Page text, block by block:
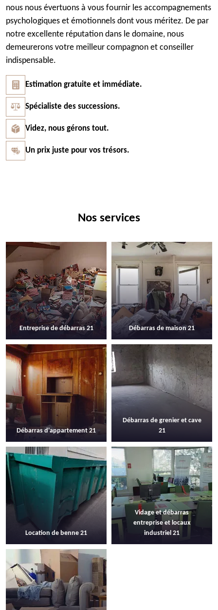
nous nous évertuons à vous fournir les accompagnements
psychologiques et émotionnels dont vous méritez. De par
notre excellente réputation dans le domaine, nous
demeurerons votre meilleur compagnon et conseiller
indispensable.
Estimation gratuite et immédiate.
Spécialiste des successions.
Videz, nous gérons tout.
Un prix juste pour vos trésors.
Nos services
Entreprise de débarras 21 Débarras de maison 21
Débarras d'appartement 21
Débarras de grenier et cave
21
Location de benne 21
Vidage et débarras
entreprise et locaux
industriel 21